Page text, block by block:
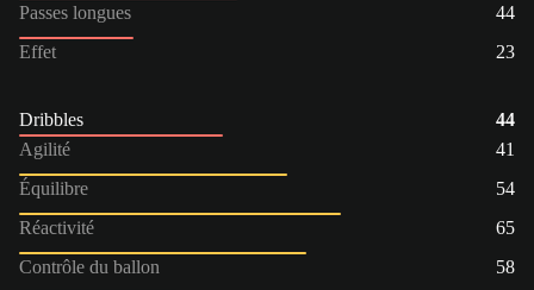
Passes longues
44
Effet
23
Dribbles
44
Agilité
41
Équilibre
54
Réactivité
65
Contrôle du ballon
58